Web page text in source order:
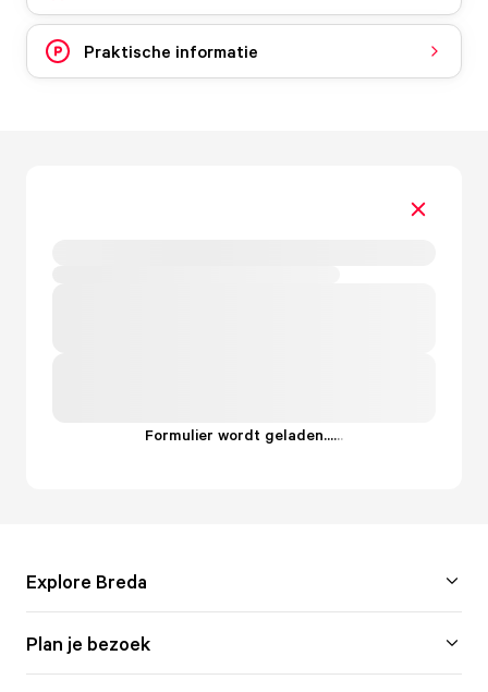
Praktische informatie
Formulier wordt geladen......
Explore Breda
Plan je bezoek